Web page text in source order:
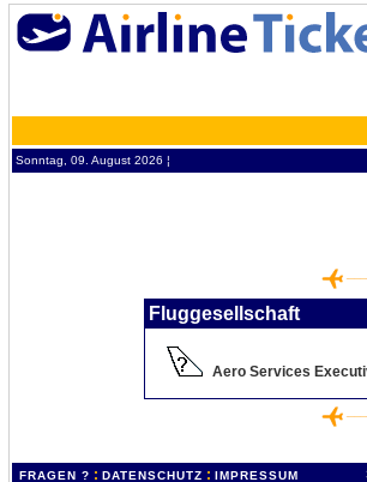
Sonntag, 09. August 2026 ¦
Fluggesellschaft
Aero Services
FRAGEN ? : DATENSCHUTZ : IMPRESSUM